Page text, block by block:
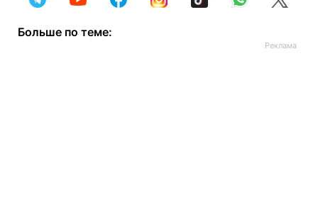
Больше по теме: